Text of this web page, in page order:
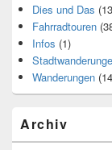
Dies und Das
Fahrradtouren
Infos (1)
Wanderungen
Archiv